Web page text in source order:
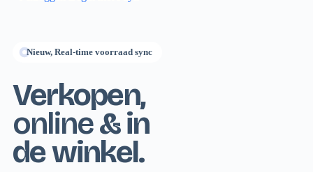
Nieuw, Real-time voorraad sync
Verkopen,
online& in
de winkel.